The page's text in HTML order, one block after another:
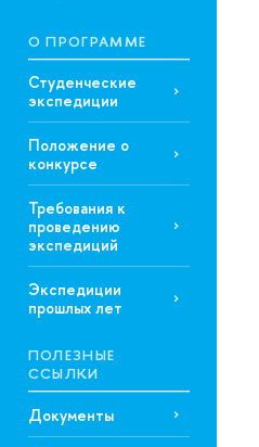
О ПРОГРАММЕ
Студенческие
экспедиции
Положение о
конкурсе
Требования к
проведению
экспедиций
Экспедиции
прошлых лет
ПОЛЕЗНЫЕ
ССЫЛКИ
Документы